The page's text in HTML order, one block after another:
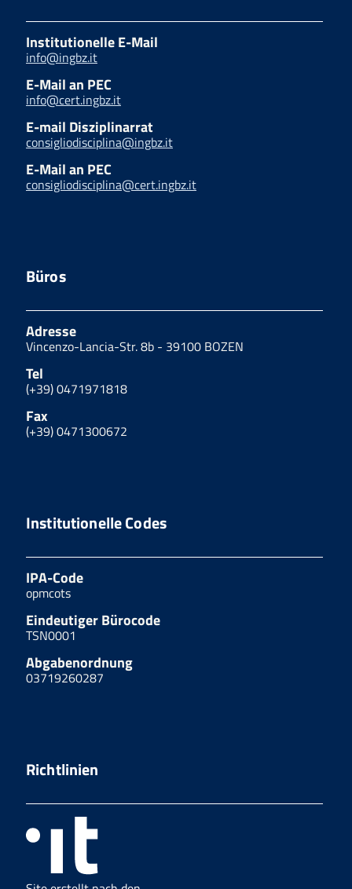
Institutionelle E-Mail
info@ingbz.it
E-Mail an PEC
info@cert.ingbz.it
E-mail Disziplinarrat
consigliodisciplina@ingbz.it
E-Mail an PEC
consigliodisciplina@cert.ingbz.it
Büros
Adresse
Vincenzo-Lancia-Str. 8b - 39100 BOZEN
Tel
(+39) 0471971818
Fax
(+39) 0471300672
Institutionelle Codes
IPA-Code
opmcots
Eindeutiger Bürocode
TSN0001
Abgabenordnung
03719260287
Richtlinien